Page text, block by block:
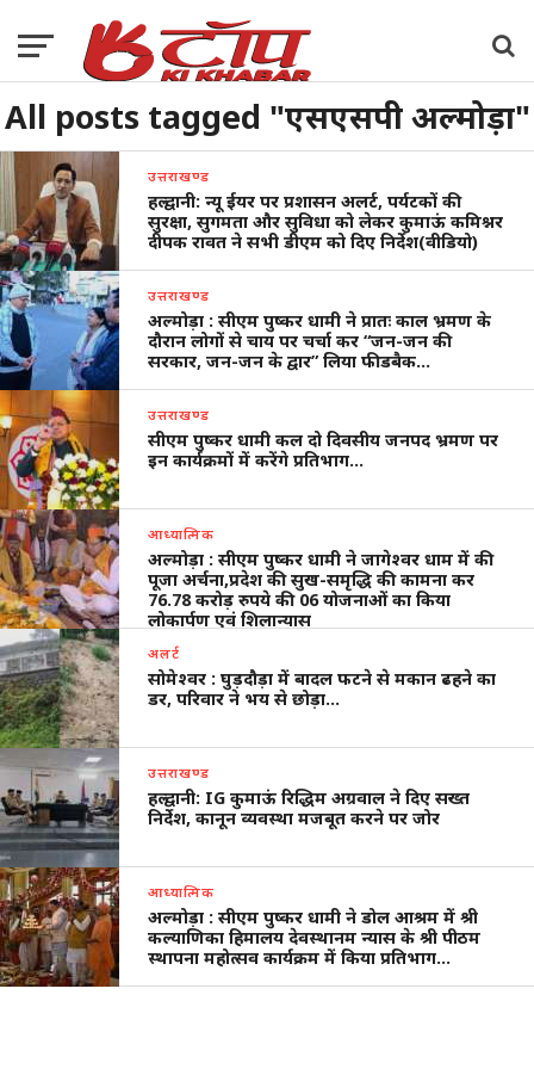
All posts tagged "एसएसपी अल्मोड़ा"
उत्तराखण्ड
हल्द्वानी: न्यू ईयर पर प्रशासन अलर्ट, पर्यटकों की
सुरक्षा, सुगमता और सुविधा को लेकर कुमाऊं कमिश्नर
दीपक रावत ने सभी डीएम को दिए निर्देश(वीडियो)
उत्तराखण्ड
अल्मोड़ा : सीएम पुष्कर धामी ने प्रातः काल भ्रमण के
दौरान लोगों से चाय पर चर्चा कर “जन-जन की
सरकार, जन-जन के द्वार” लिया फीडबैक…
उत्तराखण्ड
सीएम पुष्कर धामी कल दो दिवसीय जनपद भ्रमण पर
इन कार्यक्रमों में करेंगे प्रतिभाग…
आध्यात्मिक
अल्मोड़ा : सीएम पुष्कर धामी ने जागेश्वर धाम में की
पूजा अर्चना,प्रदेश की सुख-समृद्धि की कामना कर
76.78 करोड़ रुपये की 06 योजनाओं का किया
लोकार्पण एवं शिलान्यास
अलर्ट
सोमेश्वर : घुड़दौड़ा में बादल फटने से मकान ढहने का
डर, परिवार ने भय से छोड़ा…
उत्तराखण्ड
हल्द्वानी: IG कुमाऊं रिद्धिम अग्रवाल ने दिए सख्त
निर्देश, कानून व्यवस्था मजबूत करने पर जोर
आध्यात्मिक
अल्मोड़ा : सीएम पुष्कर धामी ने डोल आश्रम में श्री
कल्याणिका हिमालय देवस्थानम न्यास के श्री पीठम
स्थापना महोत्सव कार्यक्रम में किया प्रतिभाग…